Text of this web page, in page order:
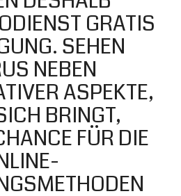
GRATIS
SEHEN
NEBEN
ASPEKTE,
BRINGT,
FÜR DIE